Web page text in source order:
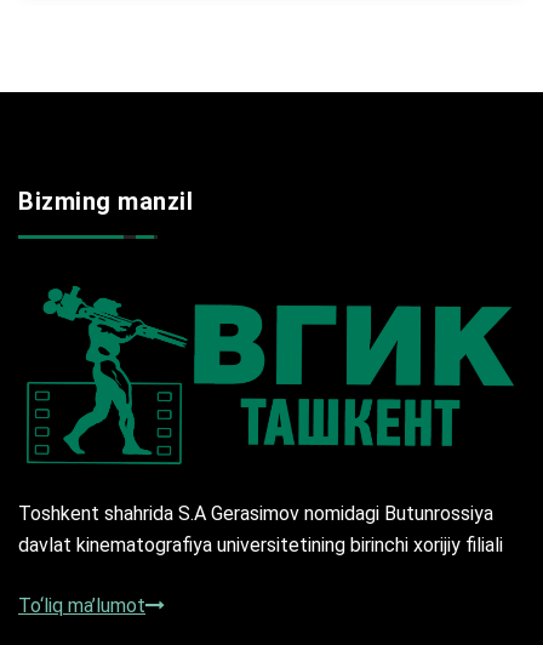
Bizming manzil
Toshkent shahrida S.A Gerasimov nomidagi Butunrossiya
davlat kinematografiya universitetining birinchi xorijiy filiali
To‘liq ma’lumot